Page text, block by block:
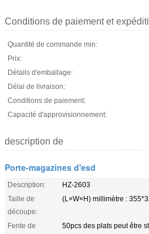
Conditions de paiement et
Quantité de commande min:
Prix:
Détails d'emballage:
Délai de livraison:
Conditions de paiement:
Capacité d'approvisionnement:
description de
Porte-magazines d'esd
Description:
HZ-2603
Taille de
découpe:
(L×W×H) millimètre :
Fente de
50pcs des plats peut être